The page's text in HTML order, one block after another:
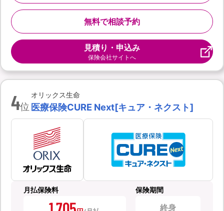
無料で相談予約
見積り・申込み
保険会社サイトへ
4位
オリックス生命
医療保険CURE Next[キュア・ネクスト]
月払保険料 保険期間
終身